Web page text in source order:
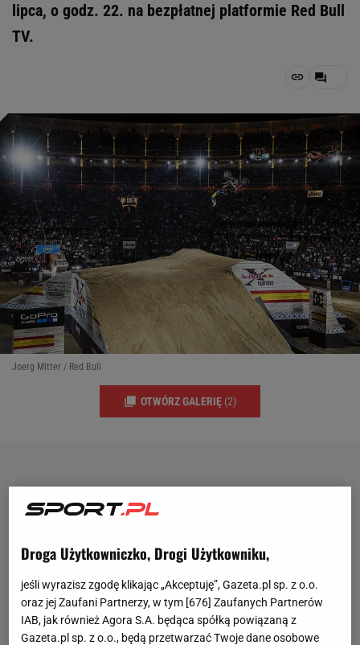
lipca, o godz. 22. na bezpłatnej platformie Red Bull
TV.
Joerg Mitter / Red Bull
OTWÓRZ GALERIĘ (2)
Droga Użytkowniczko, Drogi Użytkowniku,
jeśli wyrazisz zgodę klikając „Akceptuję”, Gazeta.pl sp. z o.o.
oraz jej Zaufani Partnerzy, w tym [676] Zaufanych Partnerów
IAB, jak również Agora S.A. będąca spółką powiązaną z
Gazeta.pl sp. z o.o., będą przetwarzać Twoje dane osobowe